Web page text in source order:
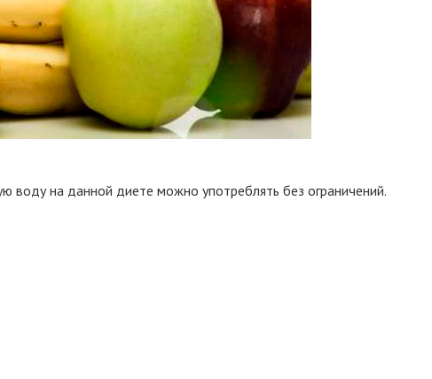
воду на данной диете можно употреблять без ограничений.